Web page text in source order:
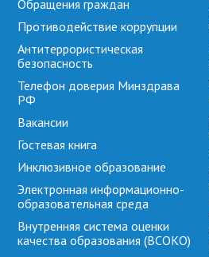
Обращения граждан
Противодействие коррупции
Антитеррористическая
безопасность
Телефон доверия Минздрава
РФ
Вакансии
Гостевая книга
Инклюзивное образование
Электронная информационно-
образовательная среда
Внутренняя система оценки
качества образования (ВСОКО)